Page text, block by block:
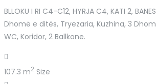
BLLOKU I RI C4-C12, HYRJA C4, KATI 2,
Dhomë e ditës, Tryezaria, Kuzhina, 3
WC, Koridor, 2 Ballkone.
107.3 m2 Size